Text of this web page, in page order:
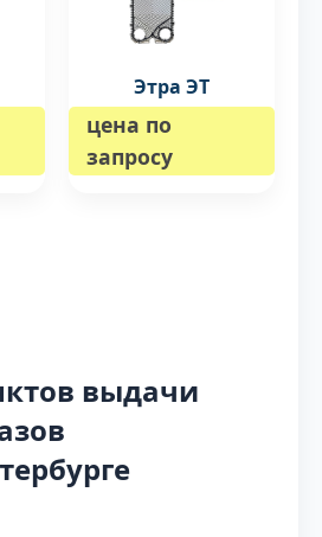
Этра ЭТ
цена по
запросу
выдачи